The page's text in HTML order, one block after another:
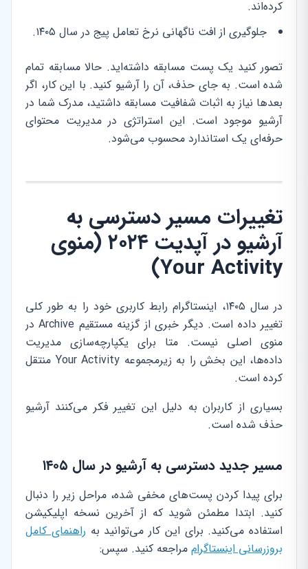
کرده‌اند.
جلوگیری از افت ناگهانی نرخ تعامل پیج در سال ۱۴۰۵.
تصور کنید یک پست مسابقه داشته‌اید. حالا مسابقه تمام
شده است. به جای حذف، آن را آرشیو کنید. با این کار، اگر
بعدها نیاز به اثبات شفافیت مسابقه داشتید، مدرک شما در
آرشیو موجود است. این استراتژی در مدیریت محتوای
حرفه‌ای یک استاندارد محسوب می‌شود.
تغییرات مسیر دسترسی به
آرشیو در آپدیت ۲۰۲۴ (منوی
Your Activity)
در سال ۱۴۰۵، اینستاگرام رابط کاربری خود را به طور کلی
تغییر داده است. دیگر خبری از گزینه مستقیم Archive در
منوی اصلی نیست. متا برای یکپارچه‌سازی مدیریت
داده‌ها، این بخش را به زیرمجموعه Your Activity منتقل
کرده است.
بسیاری از کاربران به دلیل این تغییر فکر می‌کنند آرشیو
حذف شده است.
مسیر جدید دسترسی به آرشیو در سال ۱۴۰۵
برای پیدا کردن پست‌های مخفی شده، مراحل زیر را دنبال
کنید. ابتدا مطمئن شوید که از آخرین نسخه اپلیکیشن
استفاده می‌کنید. برای این کار می‌توانید به راهنمای کامل
بروزرسانی اینستاگرام مراجعه کنید. سپس: